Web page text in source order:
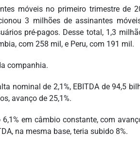
móveis no primeiro trimestre de
3 milhões de assinantes
pré-pagos. Desse total, 1,3
com 258 mil, e Peru, com 191 mil.
companhia.
nominal de 2,1%, EBITDA de 94,5
avanço de 25,1%.
em câmbio constante, com
na mesma base, teria subido 8%.